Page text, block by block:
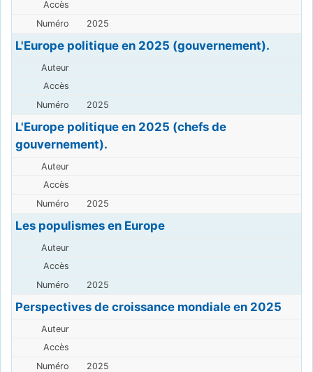
2025
L'Europe politique en 2025 (gouvernement).
2025
L'Europe politique en 2025 (chefs de
gouvernement).
2025
Les populismes en Europe
2025
Perspectives de croissance mondiale en 2025
2025